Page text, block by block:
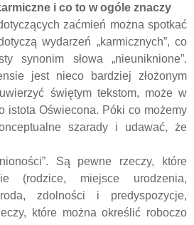
i co to w ogóle znaczy
zaćmień można spotkać
wydarzeń „karmicznych”, co
synonim słowa „nieuniknione”.
jest nieco bardziej złożonym
świętym tekstom, może w
istota Oświecona. Póki co możemy
szarady i udawać, że
Są pewne rzeczy, które
(rodzice, miejsce urodzenia,
zdolności i predyspozycje,
które można określić roboczo